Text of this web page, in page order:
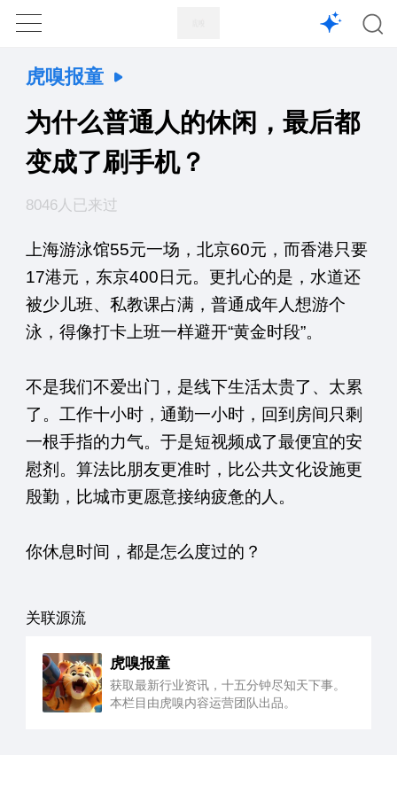
1X
虎嗅报童
为什么普通人的休闲，最后都
变成了刷手机？
8046人已来过
上海游泳馆55元一场，北京60元，而香港只要
17港元，东京400日元。更扎心的是，水道还
被少儿班、私教课占满，普通成年人想游个
泳，得像打卡上班一样避开“黄金时段”。
不是我们不爱出门，是线下生活太贵了、太累
了。工作十小时，通勤一小时，回到房间只剩
一根手指的力气。于是短视频成了最便宜的安
慰剂。算法比朋友更准时，比公共文化设施更
殷勤，比城市更愿意接纳疲惫的人。
你休息时间，都是怎么度过的？
关联源流
虎嗅报童
获取最新行业资讯，十五分钟尽知天下事。
本栏目由虎嗅内容运营团队出品。